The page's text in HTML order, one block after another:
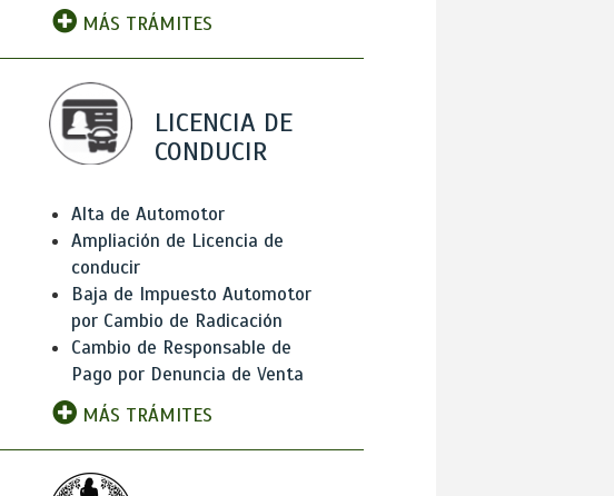
MÁS TRÁMITES
LICENCIA DE
CONDUCIR
Alta de Automotor
Ampliación de Licencia de
conducir
Baja de Impuesto Automotor
por Cambio de Radicación
Cambio de Responsable de
Pago por Denuncia de Venta
MÁS TRÁMITES